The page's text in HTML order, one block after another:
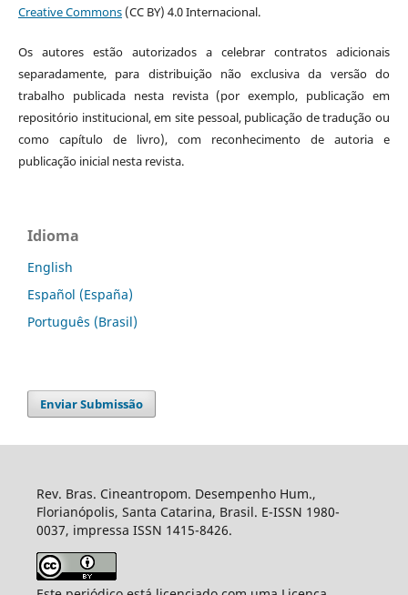
Creative Commons(CC BY) 4.0 Internacional.
Os autores estão autorizados a celebrar contratos adicionais
separadamente, para distribuição não exclusiva da versão do
trabalho publicada nesta revista (por exemplo, publicação em
repositório institucional, em site pessoal, publicação de tradução ou
como capítulo de livro), com reconhecimento de autoria e
publicação inicial nesta revista.
Idioma
English
Español (España)
Português (Brasil)
Enviar Submissão
Rev. Bras. Cineantropom. Desempenho Hum.,
Florianópolis, Santa Catarina, Brasil. E-ISSN 1980-
0037, impressa ISSN 1415-8426.